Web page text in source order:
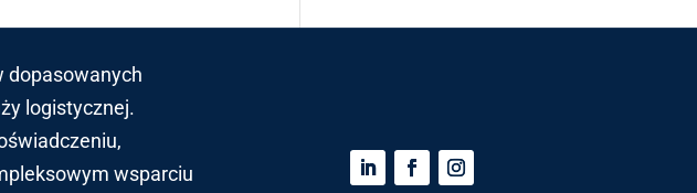
dopasowanych
logistycznej.
wsparciu